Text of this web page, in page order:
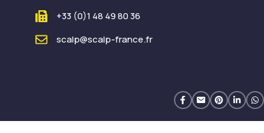
+33 (0)1 48 49 80 36
scalp@scalp-france.fr